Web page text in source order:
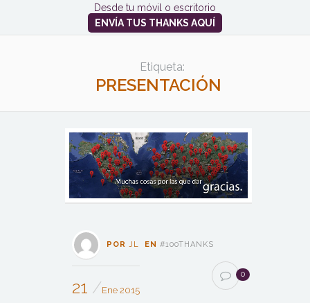
Desde tu móvil o escritorio
ENVÍA TUS THANKS AQUÍ
Etiqueta:
PRESENTACIÓN
POR JL EN #100THANKS
21 Ene 2015
0